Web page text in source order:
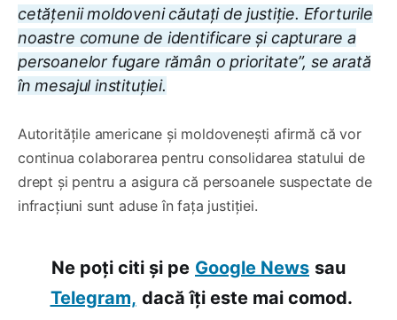
cetățenii moldoveni căutați de justiție. Eforturile
noastre comune de identificare și capturare a
persoanelor fugare rămân o prioritate”, se arată
în mesajul instituției.
Autoritățile americane și moldovenești afirmă că vor
continua colaborarea pentru consolidarea statului de
drept și pentru a asigura că persoanele suspectate de
infracțiuni sunt aduse în fața justiției.
Ne poți citi și pe Google News sau
Telegram, dacă îți este mai comod.